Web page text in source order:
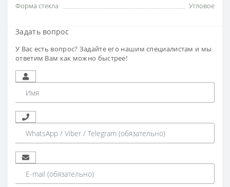
Форма стекла
Угловое
Задать вопрос
У Вас есть вопрос? Задайте его нашим специалистам и мы
ответим Вам как можно быстрее!